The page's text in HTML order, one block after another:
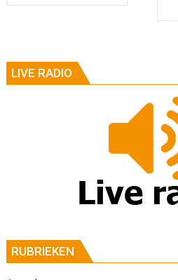
LIVE RADIO
RUBRIEKEN